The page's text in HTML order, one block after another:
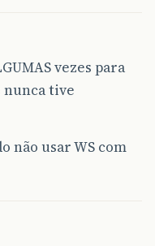
vezes para
nunca tive
não usar WS com